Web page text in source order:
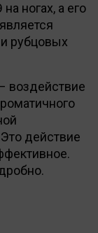
ногах, а его
рубцовых
воздействие
действие